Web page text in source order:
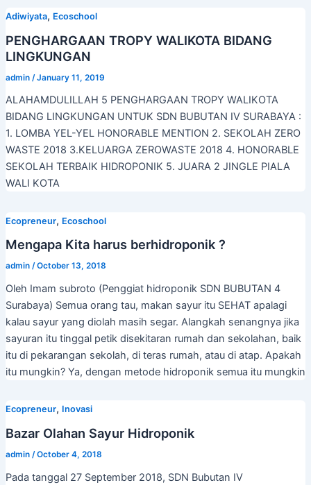
Adiwiyata, Ecoschool
PENGHARGAAN TROPY WALIKOTA BIDANG
LINGKUNGAN
admin /January 11, 2019
ALAHAMDULILLAH 5 PENGHARGAAN TROPY WALIKOTA
BIDANG LINGKUNGAN UNTUK SDN BUBUTAN IV SURABAYA :
1. LOMBA YEL-YEL HONORABLE MENTION 2. SEKOLAH ZERO
WASTE 2018 3.KELUARGA ZEROWASTE 2018 4. HONORABLE
SEKOLAH TERBAIK HIDROPONIK 5. JUARA 2 JINGLE PIALA
WALI KOTA
Ecopreneur, Ecoschool
Mengapa Kita harus berhidroponik ?
admin /October 13, 2018
Oleh Imam subroto (Penggiat hidroponik SDN BUBUTAN 4
Surabaya) Semua orang tau, makan sayur itu SEHAT apalagi
kalau sayur yang diolah masih segar. Alangkah senangnya jika
sayuran itu tinggal petik disekitaran rumah dan sekolahan, baik
itu di pekarangan sekolah, di teras rumah, atau di atap. Apakah
itu mungkin? Ya, dengan metode hidroponik semua itu mungkin
Ecopreneur, Inovasi
Bazar Olahan Sayur Hidroponik
admin /October 4, 2018
Pada tanggal 27 September 2018, SDN Bubutan IV